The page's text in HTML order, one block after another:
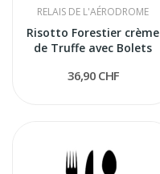
RELAIS DE L'AÉRODROME
Risotto Forestier crème
de Truffe avec Bolets
36,90 CHF